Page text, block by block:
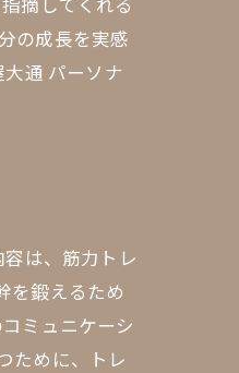
の成長を実感
通 パーソナ
は、筋力トレ
を鍛えるため
ミュニケーシ
ために、トレ